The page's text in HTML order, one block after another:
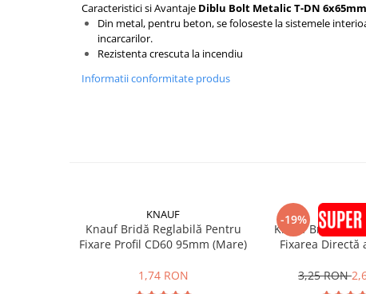
Garnituri Adezive Uși Ferestre
Șuruburi Gips Carton
Piese pentru CD si UA
Adezivi Acoperiri Elastice și Textile
Produse pentru Curățare
Caracteristici si Avantaje Diblu Bolt Metalic T-DN
Din metal, pentru beton, se foloseste la sistemele
incarcarilor.
Rezistenta crescuta la incendiu
Informatii conformitate produs
KNAUF
Knauf Bridă Reglabilă Pentru
Fixare Profil CD60 95mm (Mare)
1,74 RON
-19% KNAUF
Knauf Bridă
Fixarea Directă
3,25 RON